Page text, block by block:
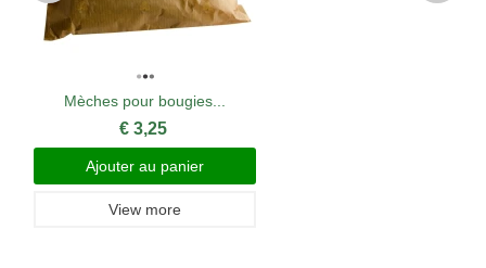
Mèches pour bougies...
€ 3,25
Ajouter au panier
View more